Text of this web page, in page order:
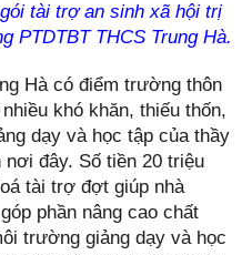
tài trợ an sinh xã hội trị
PTDTBT THCS Trung Hà.
Hà có điểm trường thôn
khó khăn, thiếu thốn,
dạy và học tập của thầy
đây. Số tiền 20 triệu
tài trợ đợt giúp nhà
phần nâng cao chất
trường giảng dạy và học